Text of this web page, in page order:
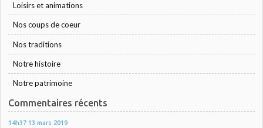
Loisirs et animations
Nos coups de coeur
Nos traditions
Notre histoire
Notre patrimoine
Commentaires récents
14h37 13 mars 2019